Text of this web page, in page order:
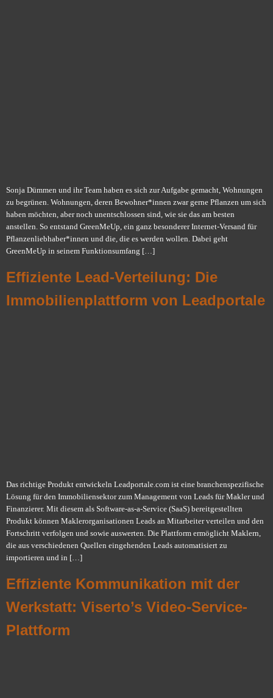
Sonja Dümmen und ihr Team haben es sich zur Aufgabe gemacht, Wohnungen
zu begrünen. Wohnungen, deren Bewohner*innen zwar gerne Pflanzen um sich
haben möchten, aber noch unentschlossen sind, wie sie das am besten
anstellen. So entstand GreenMeUp, ein ganz besonderer Internet-Versand für
Pflanzenliebhaber*innen und die, die es werden wollen. Dabei geht
GreenMeUp in seinem Funktionsumfang […]
Effiziente Lead-Verteilung: Die
Immobilienplattform von Leadportale
Das richtige Produkt entwickeln Leadportale.com ist eine branchenspezifische
Lösung für den Immobiliensektor zum Management von Leads für Makler und
Finanzierer. Mit diesem als Software-as-a-Service (SaaS) bereitgestellten
Produkt können Maklerorganisationen Leads an Mitarbeiter verteilen und den
Fortschritt verfolgen und sowie auswerten. Die Plattform ermöglicht Maklern,
die aus verschiedenen Quellen eingehenden Leads automatisiert zu
importieren und in […]
Effiziente Kommunikation mit der
Werkstatt: Viserto’s Video-Service-
Plattform